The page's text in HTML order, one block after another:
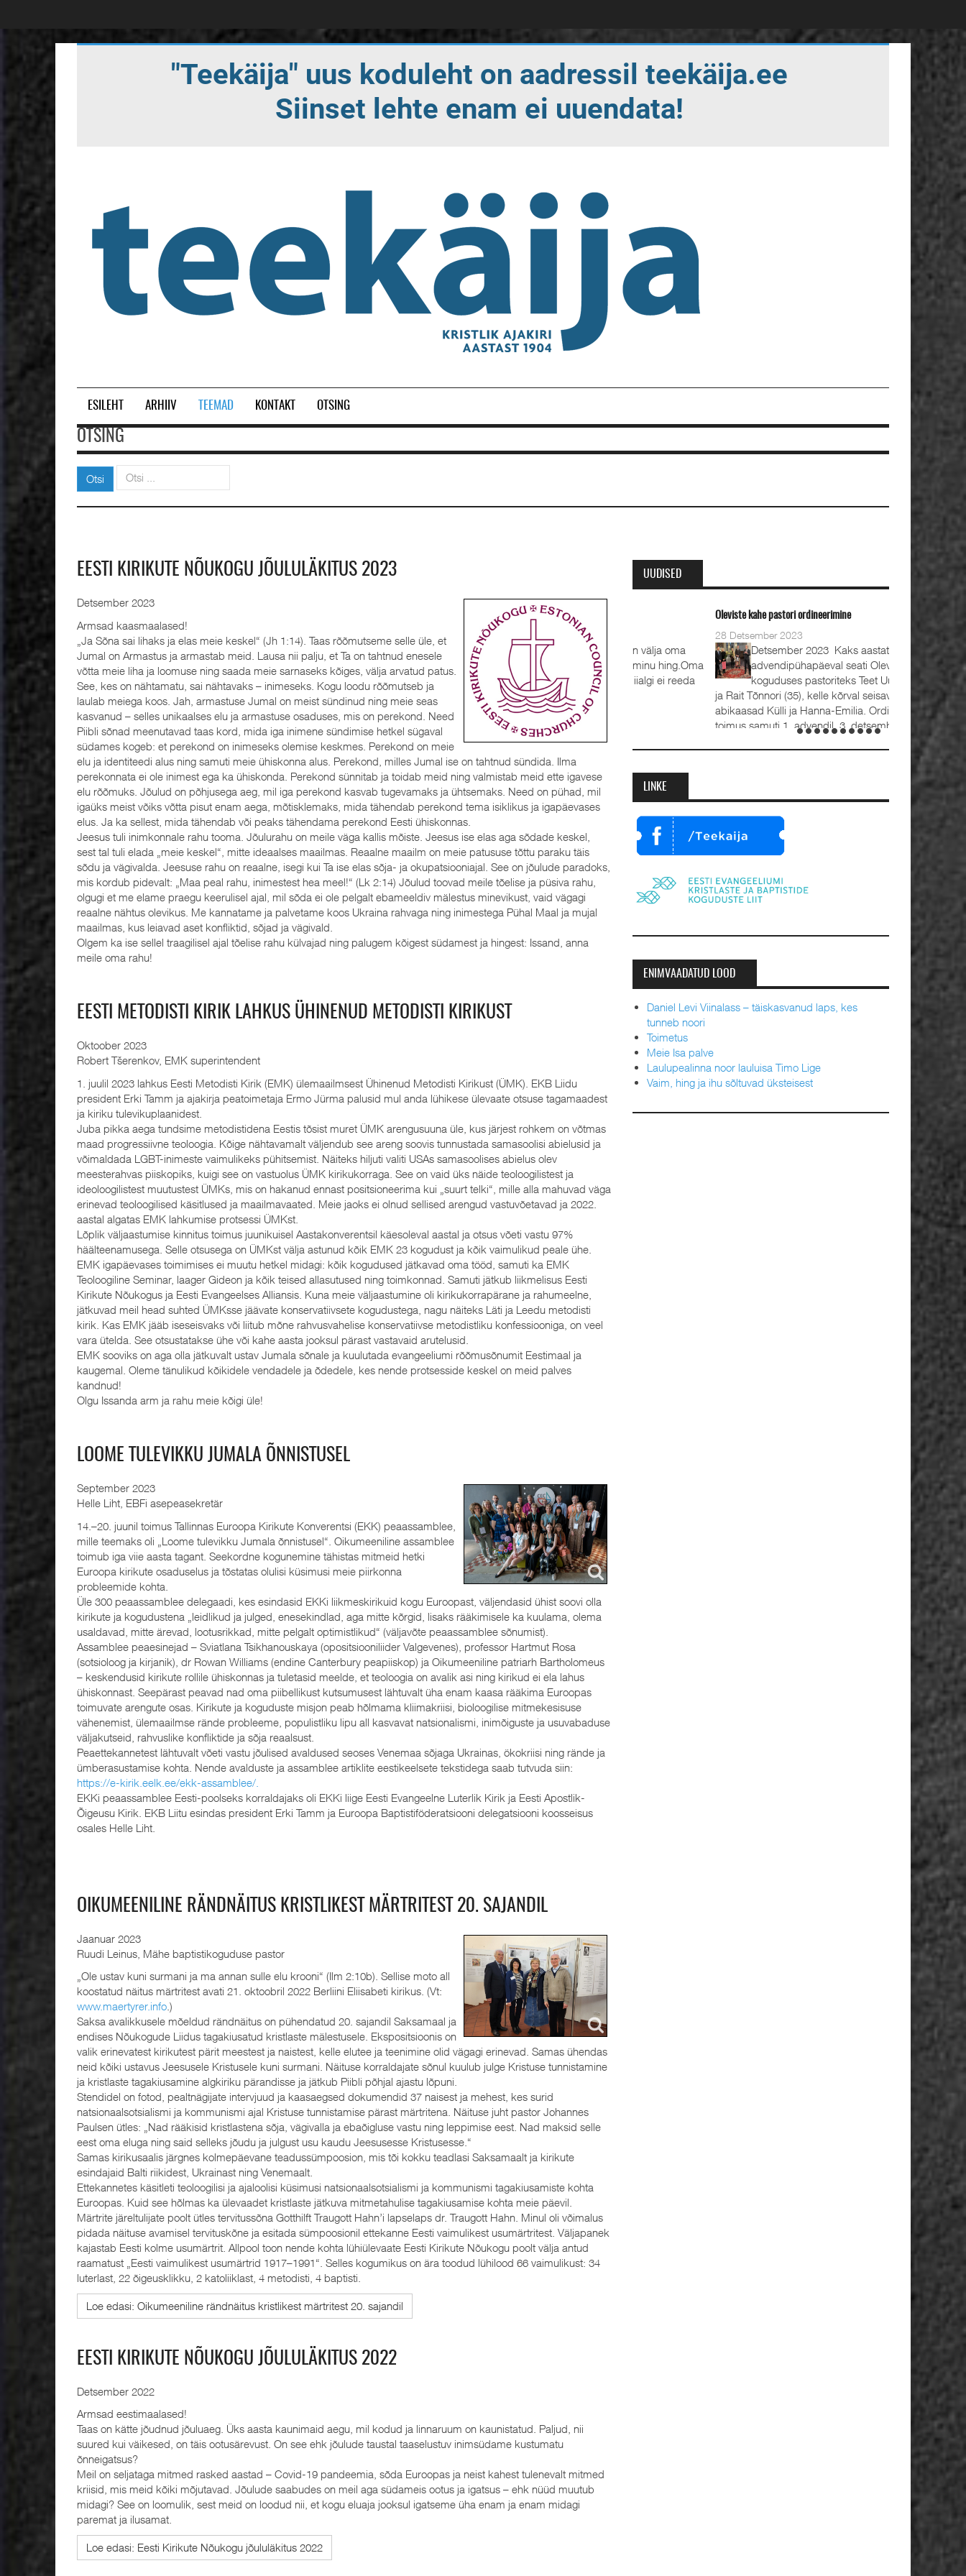
ESILEHT ARHIIV TEEMAD KONTAKT OTSING
OTSING
Otsi Otsi
EESTI KIRIKUTE NÕUKOGU JÕULULÄKITUS 2023
Detsember 2023
Armsad kaasmaalased!
„Ja Sõna sai lihaks ja elas meie keskel“ (Jh 1:14). Taas rõõmutseme selle üle, et
Jumal on Armastus ja armastab meid. Lausa nii palju, et Ta on tahtnud enesele
võtta meie liha ja loomuse ning saada meie sarnaseks kõiges, välja arvatud patus.
See, kes on nähtamatu, sai nähtavaks – inimeseks. Kogu loodu rõõmutseb ja
laulab meiega koos. Jah, armastuse Jumal on meist sündinud ning meie seas
kasvanud – selles unikaalses elu ja armastuse osaduses, mis on perekond. Need
Piibli sõnad meenutavad taas kord, mida iga inimene sündimise hetkel sügaval
südames kogeb: et perekond on inimeseks olemise keskmes. Perekond on meie
elu ja identiteedi alus ning samuti meie ühiskonna alus. Perekond, milles Jumal ise on tahtnud sündida. Ilma
perekonnata ei ole inimest ega ka ühiskonda. Perekond sünnitab ja toidab meid ning valmistab meid ette igavese
elu rõõmuks. Jõulud on põhjusega aeg, mil iga perekond kasvab tugevamaks ja ühtsemaks. Need on pühad, mil
igaüks meist võiks võtta pisut enam aega, mõtisklemaks, mida tähendab perekond tema isiklikus ja igapäevases
elus. Ja ka sellest, mida tähendab või peaks tähendama perekond Eesti ühiskonnas.
Jeesus tuli inimkonnale rahu tooma. Jõulurahu on meile väga kallis mõiste. Jeesus ise elas aga sõdade keskel,
sest tal tuli elada „meie keskel“, mitte ideaalses maailmas. Reaalne maailm on meie patususe tõttu paraku täis
sõdu ja vägivalda. Jeesuse rahu on reaalne, isegi kui Ta ise elas sõja- ja okupatsiooniajal. See on jõulude paradoks,
mis kordub pidevalt: „Maa peal rahu, inimestest hea meel!“ (Lk 2:14) Jõulud toovad meile tõelise ja püsiva rahu,
olgugi et me elame praegu keerulisel ajal, mil sõda ei ole pelgalt ebameeldiv mälestus minevikust, vaid vägagi
reaalne nähtus olevikus. Me kannatame ja palvetame koos Ukraina rahvaga ning inimestega Pühal Maal ja mujal
maailmas, kus leiavad aset konfliktid, sõjad ja vägivald.
Olgem ka ise sellel traagilisel ajal tõelise rahu külvajad ning palugem kõigest südamest ja hingest: Issand, anna
meile oma rahu!
EESTI METODISTI KIRIK LAHKUS ÜHINENUD METODISTI KIRIKUST
Oktoober 2023
Robert Tšerenkov, EMK superintendent
1. juulil 2023 lahkus Eesti Metodisti Kirik (EMK) ülemaailmsest Ühinenud Metodisti Kirikust (ÜMK). EKB Liidu
president Erki Tamm ja ajakirja peatoimetaja Ermo Jürma palusid mul anda lühikese ülevaate otsuse tagamaadest
ja kiriku tulevikuplaanidest.
Juba pikka aega tundsime metodistidena Eestis tõsist muret ÜMK arengusuuna üle, kus järjest rohkem on võtmas
maad progressiivne teoloogia. Kõige nähtavamalt väljendub see areng soovis tunnustada samasoolisi abielusid ja
võimaldada LGBT-inimeste vaimulikeks pühitsemist. Näiteks hiljuti valiti USAs samasoolises abielus olev
meesterahvas piiskopiks, kuigi see on vastuolus ÜMK kirikukorraga. See on vaid üks näide teoloogilistest ja
ideoloogilistest muutustest ÜMKs, mis on hakanud ennast positsioneerima kui „suurt telki“, mille alla mahuvad väga
erinevad teoloogilised käsitlused ja maailmavaated. Meie jaoks ei olnud sellised arengud vastuvõetavad ja 2022.
aastal algatas EMK lahkumise protsessi ÜMKst.
Lõplik väljaastumise kinnitus toimus juunikuisel Aastakonverentsil käesoleval aastal ja otsus võeti vastu 97%
häälteenamusega. Selle otsusega on ÜMKst välja astunud kõik EMK 23 kogudust ja kõik vaimulikud peale ühe.
EMK igapäevases toimimises ei muutu hetkel midagi: kõik kogudused jätkavad oma tööd, samuti ka EMK
Teoloogiline Seminar, laager Gideon ja kõik teised allasutused ning toimkonnad. Samuti jätkub liikmelisus Eesti
Kirikute Nõukogus ja Eesti Evangeelses Alliansis. Kuna meie väljaastumine oli kirikukorrapärane ja rahumeelne,
jätkuvad meil head suhted ÜMKsse jäävate konservatiivsete kogudustega, nagu näiteks Läti ja Leedu metodisti
kirik. Kas EMK jääb iseseisvaks või liitub mõne rahvusvahelise konservatiivse metodistliku konfessiooniga, on veel
vara ütelda. See otsustatakse ühe või kahe aasta jooksul pärast vastavaid arutelusid.
EMK sooviks on aga olla jätkuvalt ustav Jumala sõnale ja kuulutada evangeeliumi rõõmusõnumit Eestimaal ja
kaugemal. Oleme tänulikud kõikidele vendadele ja õdedele, kes nende protsesside keskel on meid palves
kandnud!
Olgu Issanda arm ja rahu meie kõigi üle!
LOOME TULEVIKKU JUMALA ÕNNISTUSEL
September 2023
Helle Liht, EBFi asepeasekretär
14.–20. juunil toimus Tallinnas Euroopa Kirikute Konverentsi (EKK) peaassamblee,
mille teemaks oli „Loome tulevikku Jumala õnnistusel“. Oikumeeniline assamblee
toimub iga viie aasta tagant. Seekordne kogunemine tähistas mitmeid hetki
Euroopa kirikute osaduselus ja tõstatas olulisi küsimusi meie piirkonna
probleemide kohta.
Üle 300 peaassamblee delegaadi, kes esindasid EKKi liikmeskirikuid kogu Euroopast, väljendasid ühist soovi olla
kirikute ja kogudustena „leidlikud ja julged, enesekindlad, aga mitte kõrgid, lisaks rääkimisele ka kuulama, olema
usaldavad, mitte ärevad, lootusrikkad, mitte pelgalt optimistlikud“ (väljavõte peaassamblee sõnumist).
Assamblee peaesinejad – Sviatlana Tsikhanouskaya (opositsiooniliider Valgevenes), professor Hartmut Rosa
(sotsioloog ja kirjanik), dr Rowan Williams (endine Canterbury peapiiskop) ja Oikumeeniline patriarh Bartholomeus
– keskendusid kirikute rollile ühiskonnas ja tuletasid meelde, et teoloogia on avalik asi ning kirikud ei ela lahus
ühiskonnast. Seepärast peavad nad oma piibellikust kutsumusest lähtuvalt üha enam kaasa rääkima Euroopas
toimuvate arengute osas. Kirikute ja koguduste misjon peab hõlmama kliimakriisi, bioloogilise mitmekesisuse
vähenemist, ülemaailmse rände probleeme, populistliku lipu all kasvavat natsionalismi, inimõiguste ja usuvabaduse
väljakutseid, rahvuslike konfliktide ja sõja reaalsust.
Peaettekannetest lähtuvalt võeti vastu jõulised avaldused seoses Venemaa sõjaga Ukrainas, ökokriisi ning rände ja
ümberasustamise kohta. Nende avalduste ja assamblee artiklite eestikeelsete tekstidega saab tutvuda siin:
https://e-kirik.eelk.ee/ekk-assamblee/.
EKKi peaassamblee Eesti-poolseks korraldajaks oli EKKi liige Eesti Evangeelne Luterlik Kirik ja Eesti Apostlik-
Õigeusu Kirik. EKB Liitu esindas president Erki Tamm ja Euroopa Baptistiföderatsiooni delegatsiooni koosseisus
osales Helle Liht.
OIKUMEENILINE RÄNDNÄITUS KRISTLIKEST MÄRTRITEST 20. SAJANDIL
Jaanuar 2023
Ruudi Leinus, Mähe baptistikoguduse pastor
„Ole ustav kuni surmani ja ma annan sulle elu krooni“ (Ilm 2:10b). Sellise moto all
koostatud näitus märtritest avati 21. oktoobril 2022 Berliini Eliisabeti kirikus. (Vt:
www.maertyrer.info .)
Saksa avalikkusele mõeldud rändnäitus on pühendatud 20. sajandil Saksamaal ja
endises Nõukogude Liidus tagakiusatud kristlaste mälestusele. Ekspositsioonis on
valik erinevatest kirikutest pärit meestest ja naistest, kelle elutee ja teenimine olid vägagi erinevad. Samas ühendas
neid kõiki ustavus Jeesusele Kristusele kuni surmani. Näituse korraldajate sõnul kuulub julge Kristuse tunnistamine
ja kristlaste tagakiusamine algkiriku pärandisse ja jätkub Piibli põhjal ajastu lõpuni.
Stendidel on fotod, pealtnägijate intervjuud ja kaasaegsed dokumendid 37 naisest ja mehest, kes surid
natsionaalsotsialismi ja kommunismi ajal Kristuse tunnistamise pärast märtritena. Näituse juht pastor Johannes
Paulsen ütles: „Nad rääkisid kristlastena sõja, vägivalla ja ebaõigluse vastu ning leppimise eest. Nad maksid selle
eest oma eluga ning said selleks jõudu ja julgust usu kaudu Jeesusesse Kristusesse.“
Samas kirikusaalis järgnes kolmepäevane teadussümpoosion, mis tõi kokku teadlasi Saksamaalt ja kirikute
esindajaid Balti riikidest, Ukrainast ning Venemaalt.
Ettekannetes käsitleti teoloogilisi ja ajaloolisi küsimusi natsionaalsotsialismi ja kommunismi tagakiusamiste kohta
Euroopas. Kuid see hõlmas ka ülevaadet kristlaste jätkuva mitmetahulise tagakiusamise kohta meie päevil.
Märtrite järeltulijate poolt ütles tervitussõna Gotthilft Traugott Hahn’i lapselaps dr. Traugott Hahn. Minul oli võimalus
pidada näituse avamisel tervituskõne ja esitada sümpoosionil ettekanne Eesti vaimulikest usumärtritest. Väljapanek
kajastab Eesti kolme usumärtrit. Allpool toon nende kohta lühiülevaate Eesti Kirikute Nõukogu poolt välja antud
raamatust „Eesti vaimulikest usumärtrid 1917–1991“. Selles kogumikus on ära toodud lühilood 66 vaimulikust: 34
luterlast, 22 õigeusklikku, 2 katoliiklast, 4 metodisti, 4 baptisti.
Loe edasi: Oikumeeniline rändnäitus kristlikest märtritest 20. sajandil
EESTI KIRIKUTE NÕUKOGU JÕULULÄKITUS 2022
Detsember 2022
Armsad eestimaalased!
Taas on kätte jõudnud jõuluaeg. Üks aasta kaunimaid aegu, mil kodud ja linnaruum on kaunistatud. Paljud, nii
suured kui väikesed, on täis ootusärevust. On see ehk jõulude taustal taaselustuv inimsüdame kustumatu
õnneigatsus?
Meil on seljataga mitmed rasked aastad – Covid-19 pandeemia, sõda Euroopas ja neist kahest tulenevalt mitmed
kriisid, mis meid kõiki mõjutavad. Jõulude saabudes on meil aga südameis ootus ja igatsus – ehk nüüd muutub
midagi? See on loomulik, sest meid on loodud nii, et kogu eluaja jooksul igatseme üha enam ja enam midagi
paremat ja ilusamat.
Loe edasi: Eesti Kirikute Nõukogu jõululäkitus 2022
UUDISED
Oleviste kahe pastori ordineerimine
28 Detsember 2023
Detsember 2023 Kaks aastat tagasi, 1.
advendipühapäeval seati Oleviste
koguduses pastoriteks Teet Uuemõis (56)
ja Rait Tõnnori (35), kelle kõrval seisavad ustavad
abikaasad Külli ja Hanna-Emilia. Ordineerimine
toimus samuti 1. advendil, 3. detsembril 2023.
LINKE
ENIMVAADATUD LOOD
Daniel Levi Viinalass – täiskasvanud laps, kes
tunneb noori
Toimetus
Laulupealinna noor lauluisa Timo Lige